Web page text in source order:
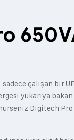
çalışan bir
yukarıya bakan
Digitech